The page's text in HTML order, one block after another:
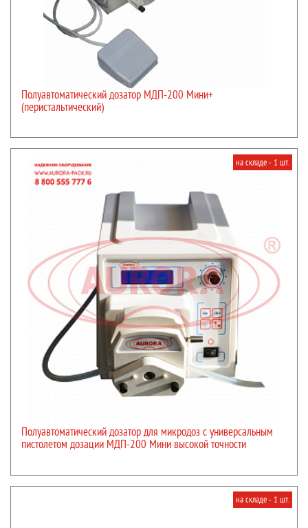
Полуавтоматический дозатор МДП-200 Мини+
(перистальтический)
на складе - 1 шт.
Полуавтоматический дозатор для микродоз с универсальным
пистолетом дозации МДП-200 Мини высокой точности
на складе - 1 шт.